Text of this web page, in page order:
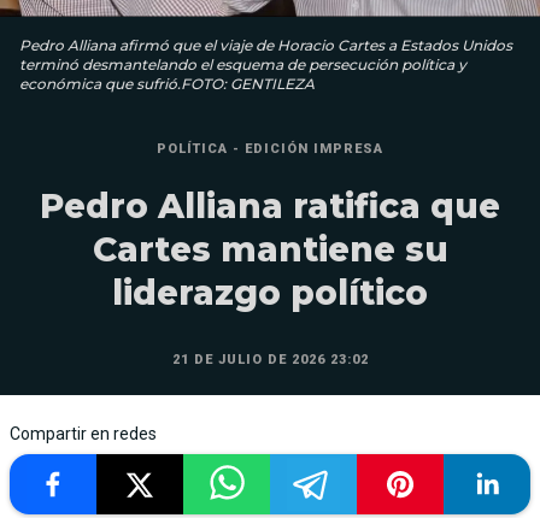
Pedro Alliana afirmó que el viaje de Horacio Cartes a Estados Unidos
terminó desmantelando el esquema de persecución política y
económica que sufrió.FOTO: GENTILEZA
POLÍTICA - EDICIÓN IMPRESA
Pedro Alliana ratifica que
Cartes mantiene su
liderazgo político
21 DE JULIO DE 2026 23:02
Compartir en redes